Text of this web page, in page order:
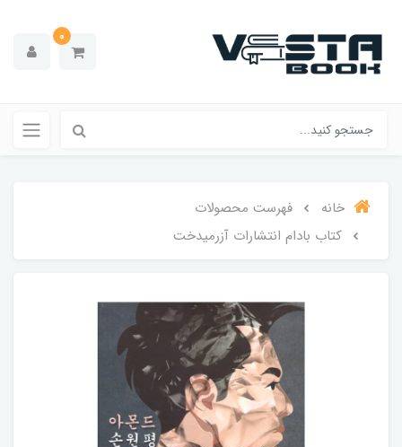
0
خانه
فهرست محصولات
کتاب بادام انتشارات آزرمیدخت